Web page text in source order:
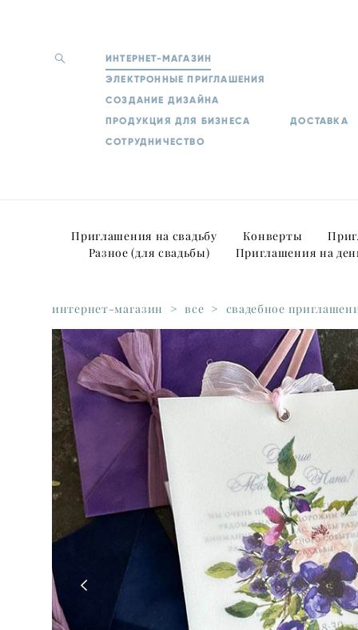
ИНТЕРНЕТ-МАГАЗИН
ЭЛЕКТРОННЫЕ ПРИГЛАШЕНИЯ
СОЗДАНИЕ ДИЗАЙНА
ПРОДУКЦИЯ ДЛЯ БИЗНЕСА
ДОСТАВКА
СОТРУДНИЧЕСТВО
Приглашения на свадьбу Конверты
Разное (для свадьбы)
Приглашения на
интернет-магазин > все > свадебное